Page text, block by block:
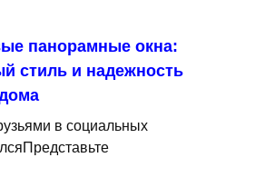
панорамные окна:
стиль и надежность
в социальных